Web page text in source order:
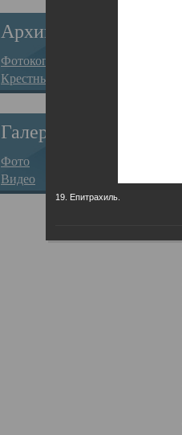
Архив
Фотокопии дел
Крестные ходы
Галерея
Фото
Видео
19. Епитрахиль.